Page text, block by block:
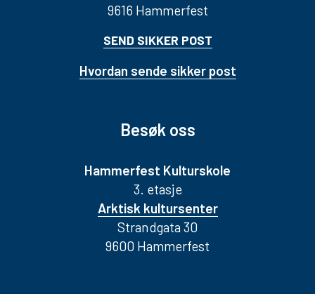
9616 Hammerfest
SEND SIKKER POST
Hvordan sende sikker post
Besøk oss
Hammerfest Kulturskole
3. etasje
Arktisk kultursenter
Strandgata 30
9600 Hammerfest